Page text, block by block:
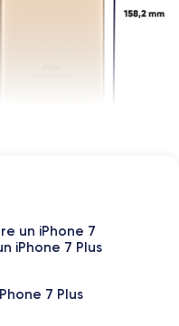
7 Plus
operativo
(iOS 15)
un iPhone 7
iPhone 7 Plus
7 Plus